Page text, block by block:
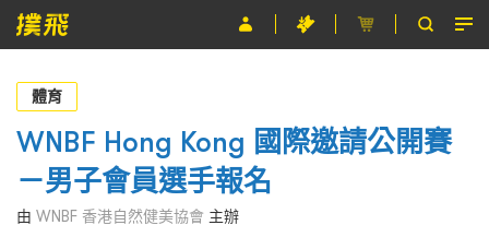
節目
主辦單位
關於撲飛
條款及細則
體育
WNBF Hong Kong 國際邀請公開賽
－男子會員選手報名
由 WNBF 香港自然健美協會 主辦